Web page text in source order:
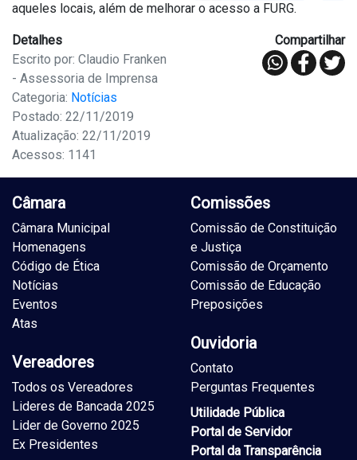
aqueles locais, além de melhorar o acesso a FURG.
Detalhes
Escrito por: Claudio Franken
- Assessoria de Imprensa
Categoria: Notícias
Postado: 22/11/2019
Atualização: 22/11/2019
Acessos: 1141
Compartilhar
Câmara
Câmara Municipal
Homenagens
Código de Ética
Notícias
Eventos
Atas
Vereadores
Todos os Vereadores
Lideres de Bancada 2025
Lider de Governo 2025
Ex Presidentes
Comissões
Comissão de Constituição
e Justiça
Comissão de Orçamento
Comissão de Educação
Preposições
Ouvidoria
Contato
Perguntas Frequentes
Utilidade Pública
Portal de Servidor
Portal da Transparência